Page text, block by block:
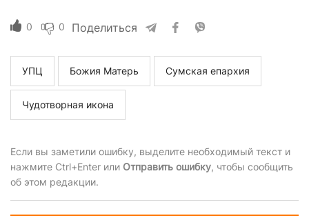
0 0 Поделиться
УПЦ Божия Матерь Сумская епархия
Чудотворная икона
Если вы заметили ошибку, выделите необходимый текст и
нажмите Ctrl+Enter или Отправить ошибку, чтобы сообщить
об этом редакции.